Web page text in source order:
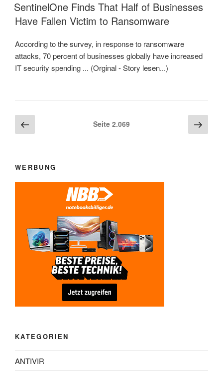
AM
SentinelOne Finds That Half of Businesses
Have Fallen Victim to Ransomware
According to the survey, in response to ransomware
attacks, 70 percent of businesses globally have increased
IT security spending ... (Orginal - Story lesen...)
Beitragsnavigation
Seite
Seite 2.069
Seite
WERBUNG
KATEGORIEN
ANTIVIR